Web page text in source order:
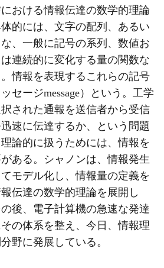
おける情報伝達の数学的理論
的には、文字の配列、あるい
、一般に記号の系列、数値お
連続的に変化する量の関数な
情報を表現するこれらの記号
セージmessage）という。工学
された通報を送信者から受信
速に伝達するか、という問題
論的に扱うためには、情報を
ある。シャノンは、情報発生
モデル化し、情報量の定義を
伝達の数学的理論を展開し
後、電子計算機の急速な発達
の体系を整え、今日、情報理
野に発展している。